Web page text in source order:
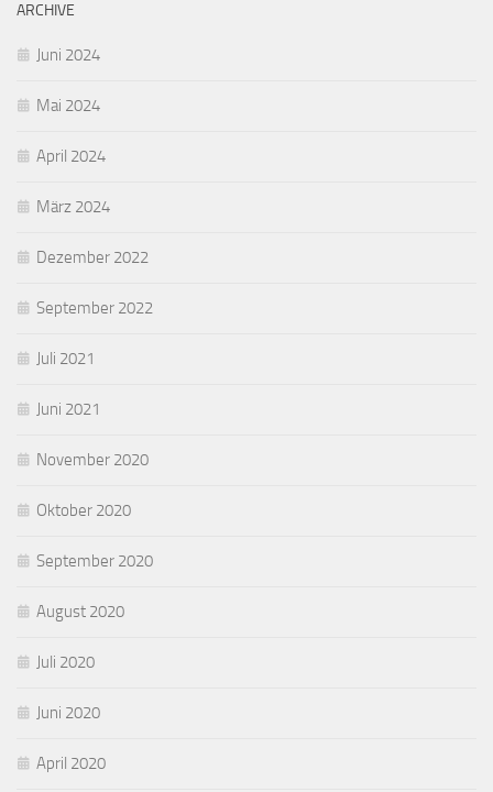
ARCHIVE
Juni 2024
Mai 2024
April 2024
März 2024
Dezember 2022
September 2022
Juli 2021
Juni 2021
November 2020
Oktober 2020
September 2020
August 2020
Juli 2020
Juni 2020
April 2020